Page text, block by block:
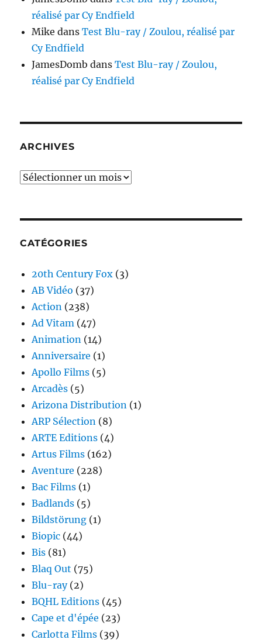
réalisé par Cy Endfield
Mike dansTest Blu-ray / Zoulou, réalisé par
Cy Endfield
JamesDomb dansTest Blu-ray / Zoulou,
réalisé par Cy Endfield
ARCHIVES
Archives
CATÉGORIES
20th Century Fox (3)
AB Vidéo (37)
Action (238)
Ad Vitam (47)
Animation (14)
Anniversaire (1)
Apollo Films (5)
Arcadès (5)
Arizona Distribution (1)
ARP Sélection (8)
ARTE Editions (4)
Artus Films (162)
Aventure (228)
Bac Films (1)
Badlands (5)
Bildstörung (1)
Biopic (44)
Bis (81)
Blaq Out (75)
Blu-ray(2)
BQHL Editions (45)
Cape et d'épée (23)
Carlotta Films (39)